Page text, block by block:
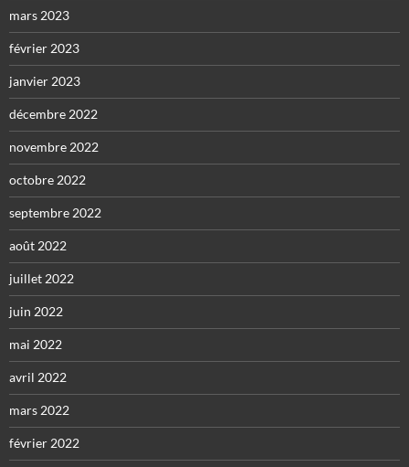
mars 2023
février 2023
janvier 2023
décembre 2022
novembre 2022
octobre 2022
septembre 2022
août 2022
juillet 2022
juin 2022
mai 2022
avril 2022
mars 2022
février 2022